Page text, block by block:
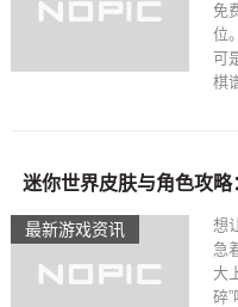
免
位
可
棋
最新游戏资讯
迷你世界皮肤与角色攻
想
急
大
碎